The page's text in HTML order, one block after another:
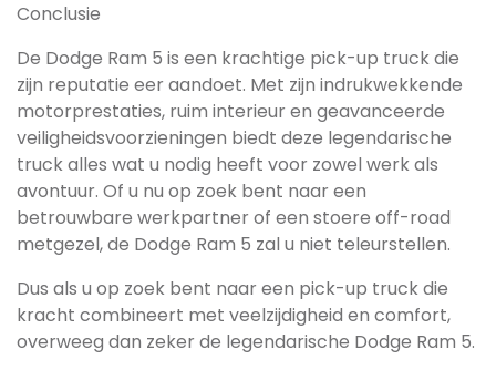
Conclusie
De Dodge Ram 5 is een krachtige pick-up truck die
zijn reputatie eer aandoet. Met zijn indrukwekkende
motorprestaties, ruim interieur en geavanceerde
veiligheidsvoorzieningen biedt deze legendarische
truck alles wat u nodig heeft voor zowel werk als
avontuur. Of u nu op zoek bent naar een
betrouwbare werkpartner of een stoere off-road
metgezel, de Dodge Ram 5 zal u niet teleurstellen.
Dus als u op zoek bent naar een pick-up truck die
kracht combineert met veelzijdigheid en comfort,
overweeg dan zeker de legendarische Dodge Ram 5.